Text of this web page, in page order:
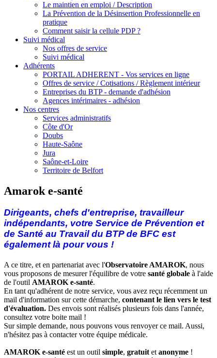
Le maintien en emploi / Description
La Prévention de la Désinsertion Professionnelle en
pratique
Comment saisir la cellule PDP ?
Suivi médical
Nos offres de service
Suivi médical
Adhérents
PORTAIL ADHERENT - Vos services en ligne
Offres de service / Cotisations / Règlement intérieur
Entreprises du BTP - demande d'adhésion
Agences intérimaires - adhésion
Nos centres
Services administratifs
Côte d'Or
Doubs
Haute-Saône
Jura
Saône-et-Loire
Territoire de Belfort
Amarok e-santé
Dirigeants, chefs d'entreprise, travailleur
indépendants, votre Service de Prévention et
de Santé au Travail du BTP de BFC est
également là pour vous !
A ce titre, et en partenariat avec l'Observatoire AMAROK, nous
vous proposons de mesurer l'équilibre de votre santé globale à l'aide
de l'outil AMAROK e-santé.
En tant qu'adhérent de notre service, vous avez reçu récemment un
mail d'information sur cette démarche, contenant le lien vers le test
d'évaluation. Des envois sont réalisés plusieurs fois dans l'année,
consultez votre boite mail !
Sur simple demande, nous pouvons vous renvoyer ce mail. Aussi,
n'hésitez pas à contacter votre équipe médicale.
AMAROK e-santé est un outil simple, gratuit et anonyme !